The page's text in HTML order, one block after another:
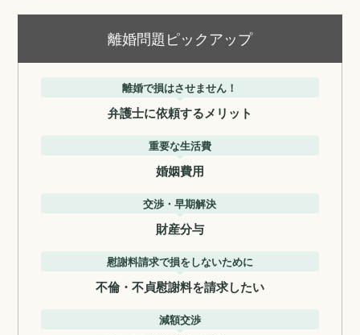
離婚問題ピックアップ
離婚で損はさせません！
弁護士に依頼するメリット
重要な生活費
婚姻費用
交渉・早期解決
財産分与
慰謝料請求で損をしないために
不倫・不貞慰謝料を請求したい
減額交渉